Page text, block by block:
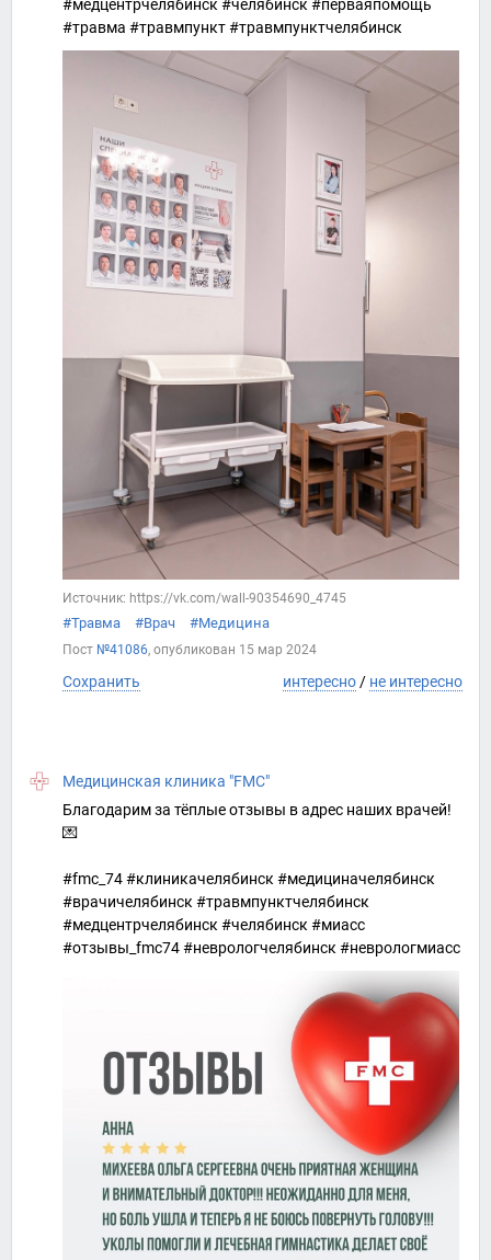
#медцентрчелябинск #челябинск #перваяпомощь
#травма #травмпункт #травмпунктчелябинск
Источник: https://vk.com/wall-90354690_4745
#Травма #Врач #Медицина
Пост №41086, опубликован 15 мар 2024
Сохранить интересно / не интересно
Медицинская клиника "FMC"
Благодарим за тёплые отзывы в адрес наших врачей!
💌
#fmc_74 #клиникачелябинск #медициначелябинск
#врачичелябинск #травмпунктчелябинск
#медцентрчелябинск #челябинск #миасс
#отзывы_fmc74 #неврологчелябинск #неврологмиасс